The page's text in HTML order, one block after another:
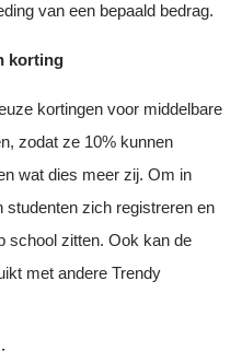
van een bepaald bedrag.
korting
kortingen voor middelbare
zodat ze 10% kunnen
wat dies meer zij. Om in
zich registreren en
school zitten. Ook kan de
met andere Trendy